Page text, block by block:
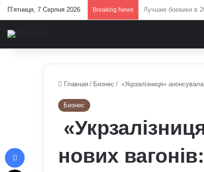
П’ятниця, 7 Серпня 2026 Breaking News У Верховній Раді
Главная / Бизнес / «Укрзалізниця»
Бизнес
нових